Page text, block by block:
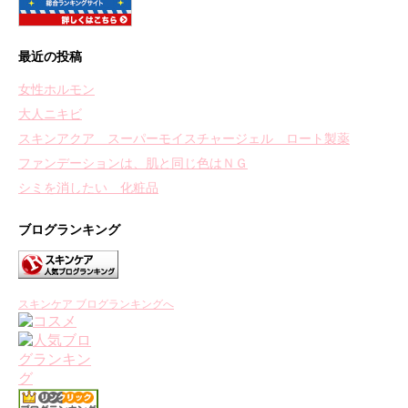
最近の投稿
女性ホルモン
大人ニキビ
スキンアクア スーパーモイスチャージェル ロート製薬
ファンデーションは、肌と同じ色はＮＧ
シミを消したい 化粧品
ブログランキング
スキンケア ブログランキングへ